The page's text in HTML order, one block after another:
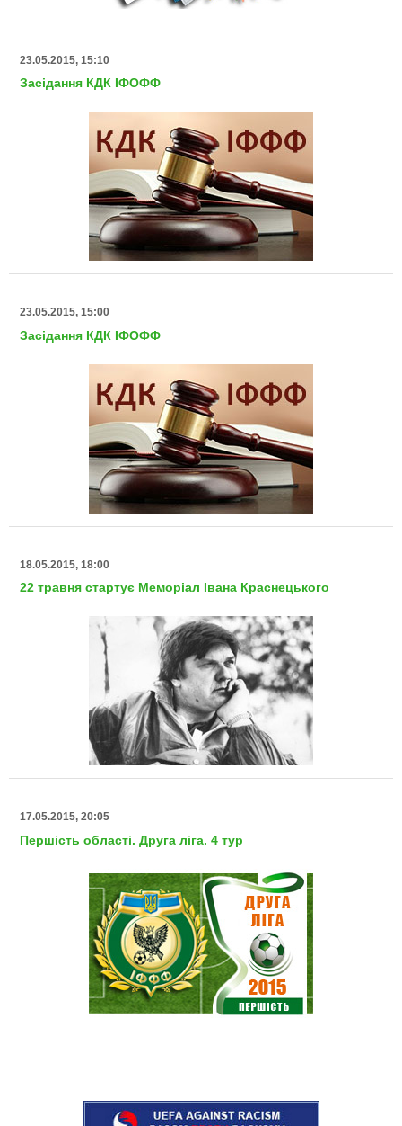
23.05.2015, 15:10
Засідання КДК ІФОФФ
23.05.2015, 15:00
Засідання КДК ІФОФФ
18.05.2015, 18:00
22 травня стартує Меморіал Івана Краснецького
17.05.2015, 20:05
Першість області. Друга ліга. 4 тур